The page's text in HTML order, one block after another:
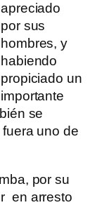
apreciado
por sus
hombres, y
habiendo
propiciado un
importante
se
uno de
por su
en arresto